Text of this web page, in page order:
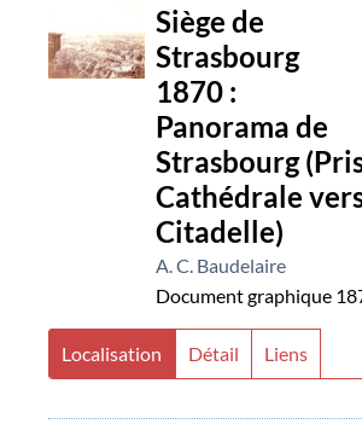
Détail
document
Siège de
Strasbourg
1870 :
Panorama de
Strasbourg
Cathédrale
Citadelle)
A. C. Baudelaire
Document graphique
Localisation Détail Liens